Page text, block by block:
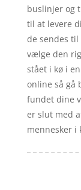
buslinjer og
til at levere
de sendes
vælge den
stået i kø i
online så gå
fundet dine
er slut med
mennesker i